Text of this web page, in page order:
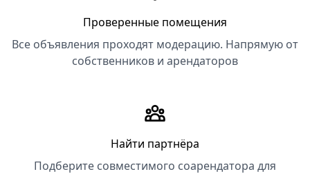
Проверенные помещения
Все объявления проходят модерацию. Напрямую от
собственников и арендаторов
Найти партнёра
Подберите совместимого соарендатора для